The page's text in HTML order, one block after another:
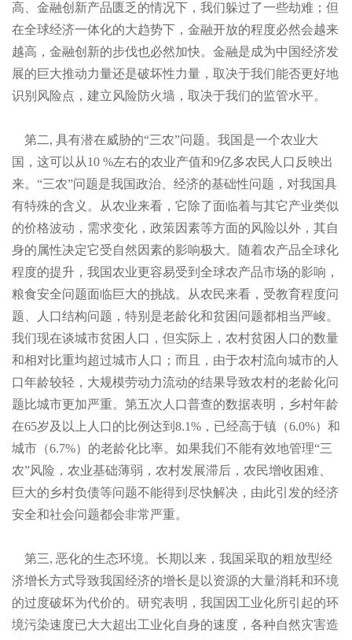
高、金融创新产品匮乏的情况下，我们躲过了一些劫难；但
在全球经济一体化的大趋势下，金融开放的程度必然会越来
越高，金融创新的步伐也必然加快。金融是成为中国经济发
展的巨大推动力量还是破坏性力量，取决于我们能否更好地
识别风险点，建立风险防火墙，取决于我们的监管水平。
第二, 具有潜在威胁的“三农”问题。我国是一个农业大
国，这可以从10 %左右的农业产值和9亿多农民人口反映出
来。“三农”问题是我国政治、经济的基础性问题，对我国具
有特殊的含义。从农业来看，它除了面临着与其它产业类似
的价格波动，需求变化，政策因素等方面的风险以外，其自
身的属性决定它受自然因素的影响极大。随着农产品全球化
程度的提升，我国农业更容易受到全球农产品市场的影响，
粮食安全问题面临巨大的挑战。从农民来看，受教育程度问
题、人口结构问题，特别是老龄化和贫困问题都相当严峻。
我们现在谈城市贫困人口，但实际上，农村贫困人口的数量
和相对比重均超过城市人口；而且，由于农村流向城市的人
口年龄较轻，大规模劳动力流动的结果导致农村的老龄化问
题比城市更加严重。第五次人口普查的数据表明，乡村年龄
在65岁及以上人口的比例达到 8.1%，已经高于镇（6.0%）和
城市（6.7%）的老龄化比率。如果我们不能有效地管理“三
农”风险，农业基础薄弱，农村发展滞后，农民增收困难、
巨大的乡村负债等问题不能得到尽快解决，由此引发的经济
安全和社会问题都会非常严重。
第三, 恶化的生态环境。长期以来，我国采取的粗放型经
济增长方式导致我国经济的增长是以资源的大量消耗和环境
的过度破坏为代价的。研究表明，我国因工业化所引起的环
境污染速度已大大超出工业化自身的速度，各种自然灾害造